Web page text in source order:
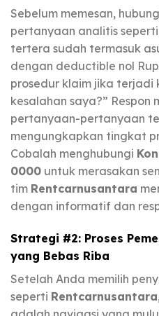
Sebelum memesan,
pertanyaan analitis
tertera sudah termasuk
dengan deductible nol
prosedur klaim jika terjadi
kesalahan saya?” Respon
pertanyaan-pertanyaan
mengungkapkan tingkat
Cobalah menghubungi
0000 untuk merasakan
tim Rentcarnusantara
dengan informatif dan
Strategi #2: Proses
yang Bebas Riba
Setelah Anda memilih
seperti Rentcarnusantara